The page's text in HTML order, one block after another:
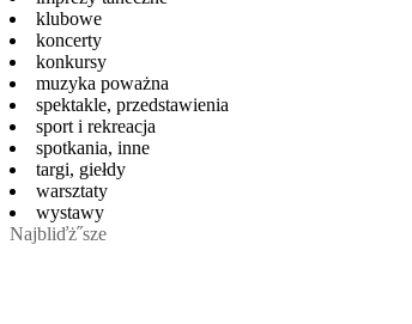
klubowe
koncerty
konkursy
muzyka poważna
spektakle, przedstawienia
sport i rekreacja
spotkania, inne
targi, giełdy
warsztaty
wystawy
Najbliďż˝sze